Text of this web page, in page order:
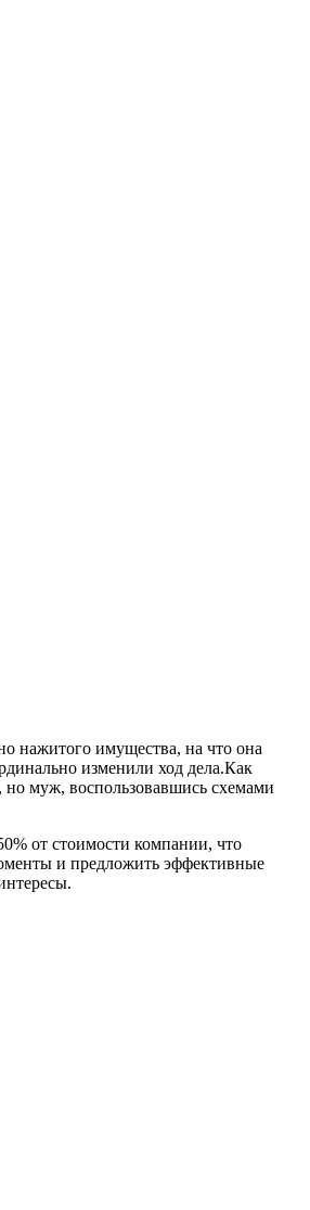
нажитого имущества, на что она
изменили ход дела.Как
но муж, воспользовавшись схемами
от стоимости компании, что
и предложить эффективные